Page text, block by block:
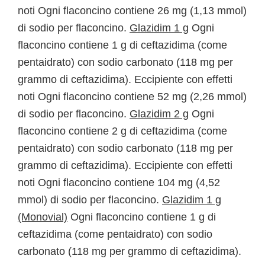
noti Ogni flaconcino contiene 26 mg (1,13 mmol)
di sodio per flaconcino. Glazidim 1 g Ogni
flaconcino contiene 1 g di ceftazidima (come
pentaidrato) con sodio carbonato (118 mg per
grammo di ceftazidima). Eccipiente con effetti
noti Ogni flaconcino contiene 52 mg (2,26 mmol)
di sodio per flaconcino. Glazidim 2 g Ogni
flaconcino contiene 2 g di ceftazidima (come
pentaidrato) con sodio carbonato (118 mg per
grammo di ceftazidima). Eccipiente con effetti
noti Ogni flaconcino contiene 104 mg (4,52
mmol) di sodio per flaconcino. Glazidim 1 g
(Monovial) Ogni flaconcino contiene 1 g di
ceftazidima (come pentaidrato) con sodio
carbonato (118 mg per grammo di ceftazidima).